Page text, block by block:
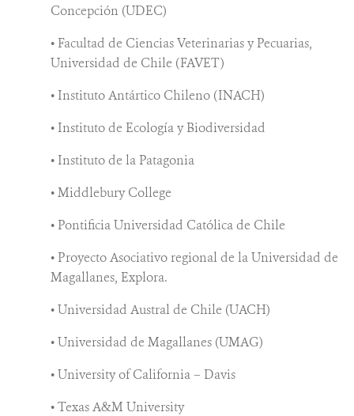
Concepción (UDEC)
• Facultad de Ciencias Veterinarias y Pecuarias,
Universidad de Chile (FAVET)
• Instituto Antártico Chileno (INACH)
• Instituto de Ecología y Biodiversidad
• Instituto de la Patagonia
• Middlebury College
• Pontificia Universidad Católica de Chile
• Proyecto Asociativo regional de la Universidad de
Magallanes, Explora.
• Universidad Austral de Chile (UACH)
• Universidad de Magallanes (UMAG)
• University of California – Davis
• Texas A&M University